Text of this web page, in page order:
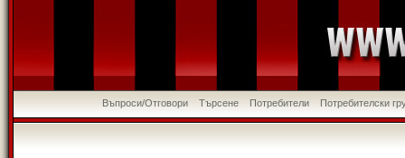
Въпроси/Отговори Търсене Потребители Потребителски